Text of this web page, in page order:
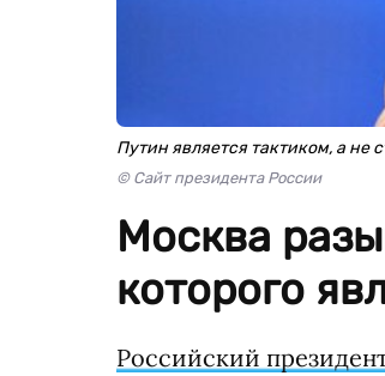
Путин является тактиком, а не
© Сайт президента России
Москва
которого
Российский